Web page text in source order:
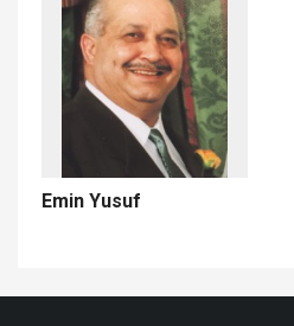
Emin Yusuf